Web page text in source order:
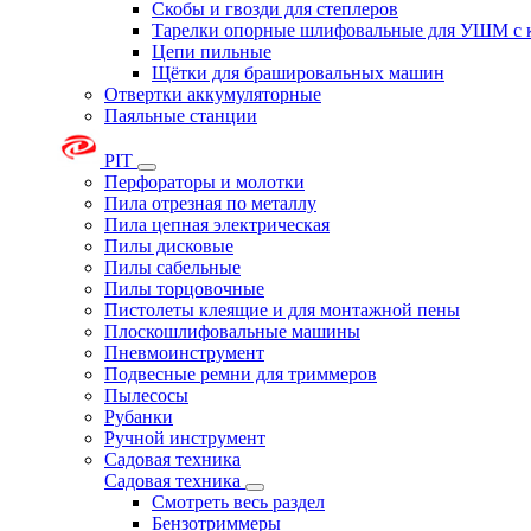
Скобы и гвозди для степлеров
Тарелки опорные шлифовальные для УШМ с
Цепи пильные
Щётки для брашировальных машин
Отвертки аккумуляторные
Паяльные станции
PIT
Перфораторы и молотки
Пила отрезная по металлу
Пила цепная электрическая
Пилы дисковые
Пилы сабельные
Пилы торцовочные
Пистолеты клеящие и для монтажной пены
Плоскошлифовальные машины
Пневмоинструмент
Подвесные ремни для триммеров
Пылесосы
Рубанки
Ручной инструмент
Садовая техника
Садовая техника
Смотреть весь раздел
Бензотриммеры